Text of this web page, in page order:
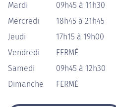
Mardi
09h45 à 11h30
Mercredi
18h45 à 21h45
Jeudi
17h15 à 19h00
Vendredi
FERMÉ
Samedi
09h45 à 12h30
Dimanche
FERMÉ